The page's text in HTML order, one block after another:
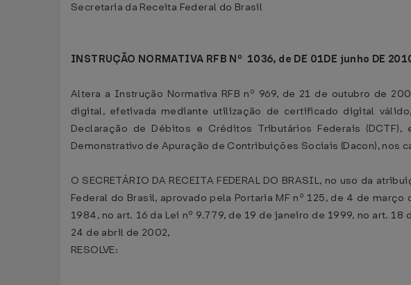
Secretaria da Receita Federal do Brasil
INSTRUÇÃO NORMATIVA RFB Nº 1036, de DE 01DE junho DE
Altera a Instrução Normativa RFB nº 969, de 21 de outubro de
digital, efetivada mediante utilização de certificado digital
Declaração de Débitos e Créditos Tributários Federais
Demonstrativo de Apuração de Contribuições Sociais (Dacon), nos
O SECRETÁRIO DA RECEITA FEDERAL DO BRASIL, no uso da
Federal do Brasil, aprovado pela Portaria MF nº 125, de 4 de
1984, no art. 16 da Lei nº 9.779, de 19 de janeiro de 1999, no art.
24 de abril de 2002,
RESOLVE: